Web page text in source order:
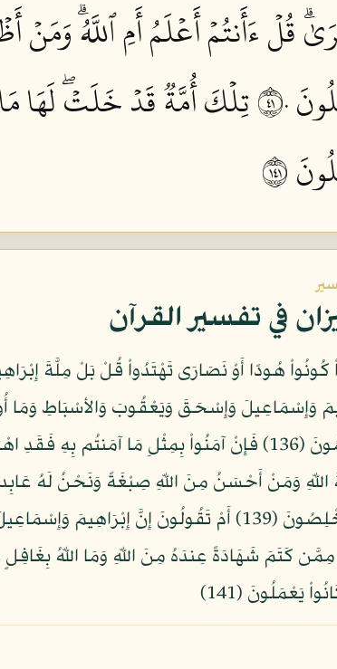
قُلۡ ءَأَنتُمۡ أَعۡلَمُ أَمِ ٱللَّهُۗ وَمَنۡ
١٤٠
تِلۡكَ أُمَّةٞ قَدۡ خَلَتۡۖ لَهَا
١٤١
في تفسير القرآن
وَإِسْمَاعِيلَ وَإِسْحَقَ وَيَعْقُوبَ وَالأسْبَاطِ وَمَا
لَهُ مُخْلِصُونَ (139) أَمْ تَقُولُونَ إِنَّ
يَعْمَلُونَ (141)